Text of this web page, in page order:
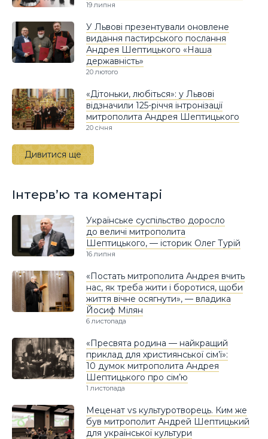
19 липня
У Львові презентували оновлене
видання пастирського послання
Андрея Шептицького «Наша
державність»
20 лютого
«Дітоньки, любіться»: у Львові
відзначили 125-річчя інтронізації
митрополита Андрея Шептицького
20 січня
Дивитися ще
Інтерв’ю та коментарі
Українське суспільство доросло
до величі митрополита
Шептицького, — історик Олег Турій
16 липня
«Постать митрополита Андрея вчить
нас, як треба жити і боротися, щоби
життя вічне осягнути», — владика
Йосиф Мілян
6 листопада
«Пресвята родина — найкращий
приклад для християнської сім’ї»:
10 думок митрополита Андрея
Шептицького про сім’ю
1 листопада
Меценат vs культуротворець. Ким же
був митрополит Андрей Шептицький
для української культури